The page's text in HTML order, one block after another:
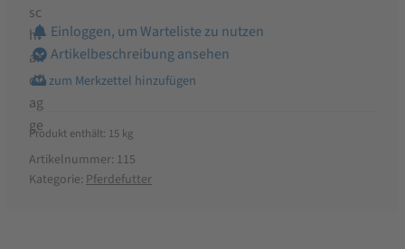
Einloggen, um Warteliste zu nutzen
Artikelbeschreibung ansehen
Produkt enthält: 15 kg
Artikelnummer: 115
Kategorie: Pferdefutter